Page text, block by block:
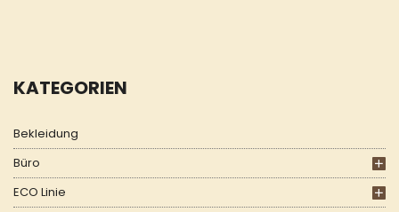
KATEGORIEN
Bekleidung
Büro
ECO Linie